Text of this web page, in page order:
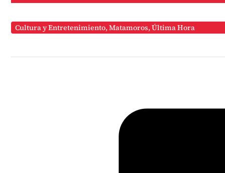
Cultura y Entretenimiento,Matamoros,Última Hora